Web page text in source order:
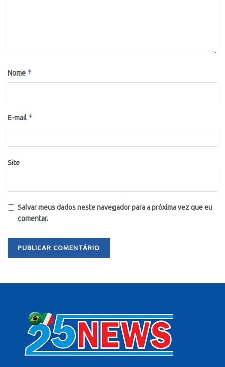
Nome *
E-mail *
Site
Salvar meus dados neste navegador para a próxima vez que eu
comentar.